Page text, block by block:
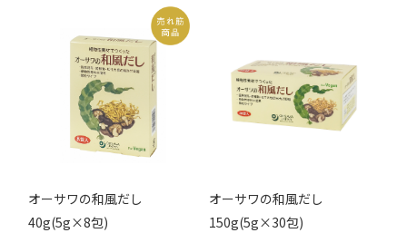
オーサワの和風だし
40g(5g×8包)
オーサワの和風だし
150g(5g×30包)